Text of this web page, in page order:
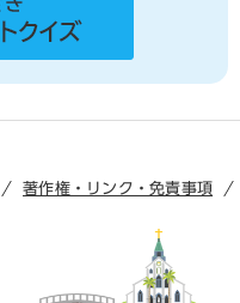
著作権・リンク・免責事項